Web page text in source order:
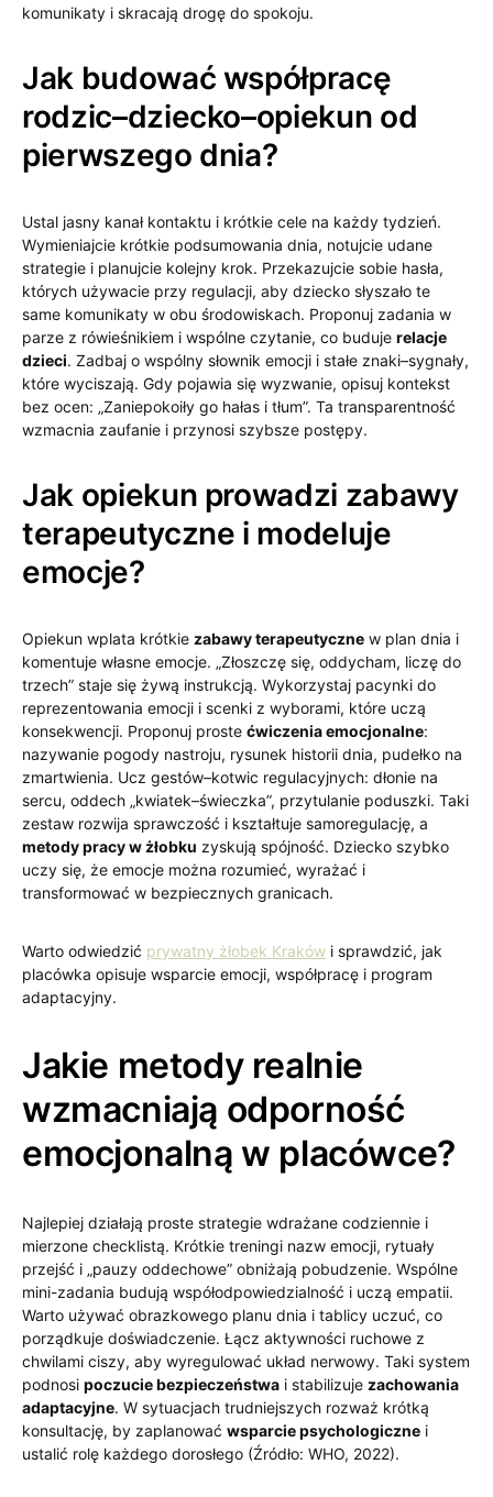
komunikaty i skracają drogę do spokoju.
Jak budować współpracę
rodzic–dziecko–opiekun od
pierwszego dnia?
Ustal jasny kanał kontaktu i krótkie cele na każdy tydzień.
Wymieniajcie krótkie podsumowania dnia, notujcie udane
strategie i planujcie kolejny krok. Przekazujcie sobie hasła,
których używacie przy regulacji, aby dziecko słyszało te
same komunikaty w obu środowiskach. Proponuj zadania w
parze z rówieśnikiem i wspólne czytanie, co buduje relacje
dzieci. Zadbaj o wspólny słownik emocji i stałe znaki–sygnały,
które wyciszają. Gdy pojawia się wyzwanie, opisuj kontekst
bez ocen: „Zaniepokoiły go hałas i tłum”. Ta transparentność
wzmacnia zaufanie i przynosi szybsze postępy.
Jak opiekun prowadzi zabawy
terapeutyczne i modeluje
emocje?
Opiekun wplata krótkie zabawy terapeutyczne w plan dnia i
komentuje własne emocje. „Złoszczę się, oddycham, liczę do
trzech” staje się żywą instrukcją. Wykorzystaj pacynki do
reprezentowania emocji i scenki z wyborami, które uczą
konsekwencji. Proponuj proste ćwiczenia emocjonalne:
nazywanie pogody nastroju, rysunek historii dnia, pudełko na
zmartwienia. Ucz gestów–kotwic regulacyjnych: dłonie na
sercu, oddech „kwiatek–świeczka”, przytulanie poduszki. Taki
zestaw rozwija sprawczość i kształtuje samoregulację, a
metody pracy w żłobku zyskują spójność. Dziecko szybko
uczy się, że emocje można rozumieć, wyrażać i
transformować w bezpiecznych granicach.
Warto odwiedzić prywatny żłobek Kraków i sprawdzić, jak
placówka opisuje wsparcie emocji, współpracę i program
adaptacyjny.
Jakie metody realnie
wzmacniają odporność
emocjonalną w placówce?
Najlepiej działają proste strategie wdrażane codziennie i
mierzone checklistą. Krótkie treningi nazw emocji, rytuały
przejść i „pauzy oddechowe” obniżają pobudzenie. Wspólne
mini-zadania budują współodpowiedzialność i uczą empatii.
Warto używać obrazkowego planu dnia i tablicy uczuć, co
porządkuje doświadczenie. Łącz aktywności ruchowe z
chwilami ciszy, aby wyregulować układ nerwowy. Taki system
podnosi poczucie bezpieczeństwa i stabilizuje zachowania
adaptacyjne. W sytuacjach trudniejszych rozważ krótką
konsultację, by zaplanować wsparcie psychologiczne i
ustalić rolę każdego dorosłego (Źródło: WHO, 2022).